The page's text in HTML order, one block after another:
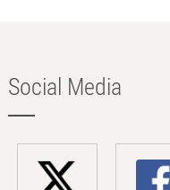
Social Media